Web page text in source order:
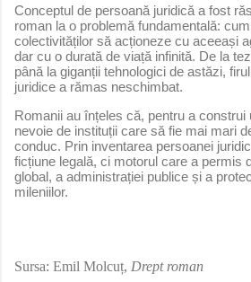
Conceptul de persoană juridică a fost
roman la o problemă fundamentală:
colectivităților să acționeze cu aceeași
dar cu o durată de viață infinită. De la
până la giganții tehnologici de astăzi,
juridice a rămas neschimbat.
Romanii au înțeles că, pentru a construi
nevoie de instituții care să fie mai mari
conduc. Prin inventarea persoanei
ficțiune legală, ci motorul care a permis
global, a administrației publice și a
mileniilor.
Sursa: Emil Molcuț, Drept roman